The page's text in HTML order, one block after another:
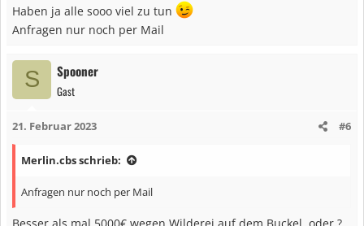
Haben ja alle sooo viel zu tun
Anfragen nur noch per Mail
S Spooner
Gast
21. Februar 2023 #6
Merlin.cbs schrieb:
Anfragen nur noch per Mail
Besser als mal 5000€ wegen Wilderei auf dem Buckel, oder ?